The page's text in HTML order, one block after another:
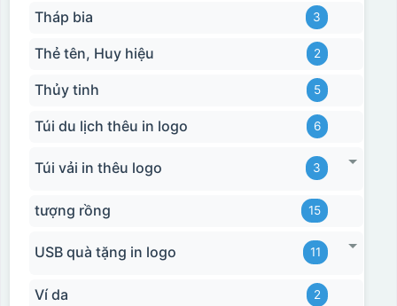
Tháp bia 3
Thẻ tên, Huy hiệu 2
Thủy tinh 5
Túi du lịch thêu in logo 6
Túi vải in thêu logo 3
tượng rồng 15
USB quà tặng in logo 11
Ví da 2